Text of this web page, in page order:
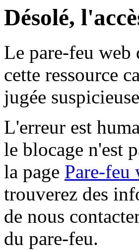
Désolé,
Le pare-feu web
cette ressource
jugée
L'erreur est
le blocage n'est
la page Pare-feu
trouverez des
de nous
du pare-feu.